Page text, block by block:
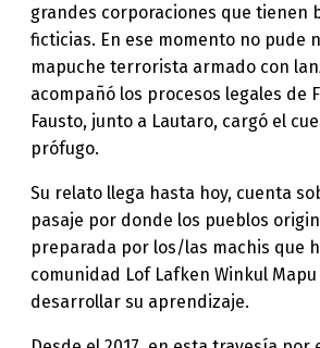
grandes corporaciones que tienen
ficticias. En ese momento no pude
mapuche terrorista armado con
acompañó los procesos legales de
Fausto, junto a Lautaro, cargó el
prófugo.
Su relato llega hasta hoy, cuenta
pasaje por donde los pueblos
preparada por los/las machis que
comunidad Lof Lafken Winkul
desarrollar su aprendizaje.